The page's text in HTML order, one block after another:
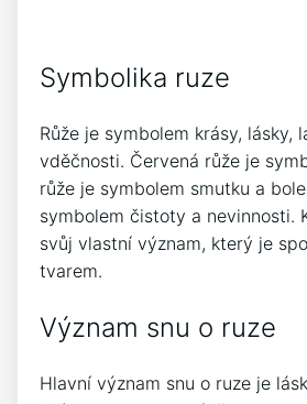
Symbolika ruze
Růže je symbolem krásy, lásky,
vděčnosti. Červená růže je
růže je symbolem smutku a
symbolem čistoty a nevinnosti.
svůj vlastní význam, který je
tvarem.
Význam snu o ruze
Hlavní význam snu o ruze je